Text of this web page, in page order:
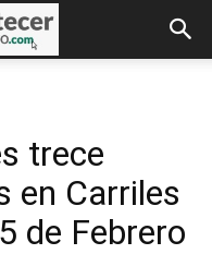
trece
en Carriles
de Febrero